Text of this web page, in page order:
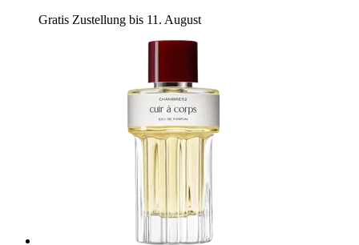
Gratis Zustellung bis 11. August